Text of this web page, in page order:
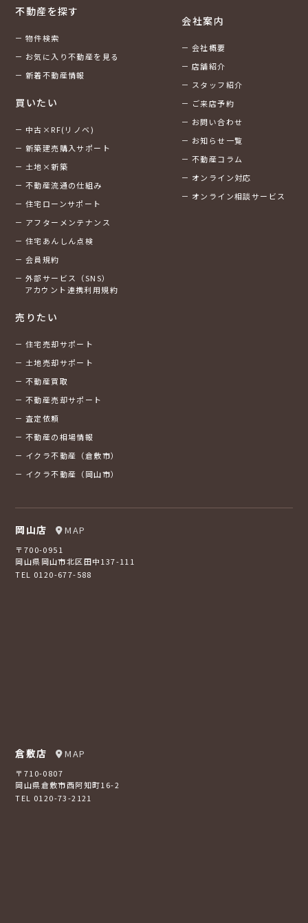
不動産を探す
物件検索
お気に入り不動産を見る
新着不動産情報
買いたい
中古×RF(リノベ)
新築建売購入サポート
土地×新築
不動産流通の仕組み
住宅ローンサポート
アフターメンテナンス
住宅あんしん点検
会員規約
外部サービス（SNS）
アカウント連携利用規約
売りたい
住宅売却サポート
土地売却サポート
不動産買取
不動産売却サポート
査定依頼
不動産の相場情報
イクラ不動産（倉敷市）
イクラ不動産（岡山市）
会社案内
会社概要
店舗紹介
スタッフ紹介
ご来店予約
お問い合わせ
お知らせ一覧
不動産コラム
オンライン対応
オンライン相談サービス
岡山店 MAP
〒700-0951
岡山県岡山市北区田中137-111
TEL 0120-677-588
倉敷店 MAP
〒710-0807
岡山県倉敷市西阿知町16-2
TEL 0120-73-2121